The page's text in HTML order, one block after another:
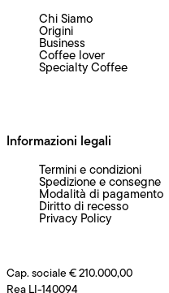
Cap. sociale € 210.000,00
Rea LI-140094
Chi Siamo
Origini
Business
Coffee lover
Specialty Coffee
Informazioni legali
Termini e condizioni
Spedizione e consegne
Modalità di pagamento
Diritto di recesso
Privacy Policy